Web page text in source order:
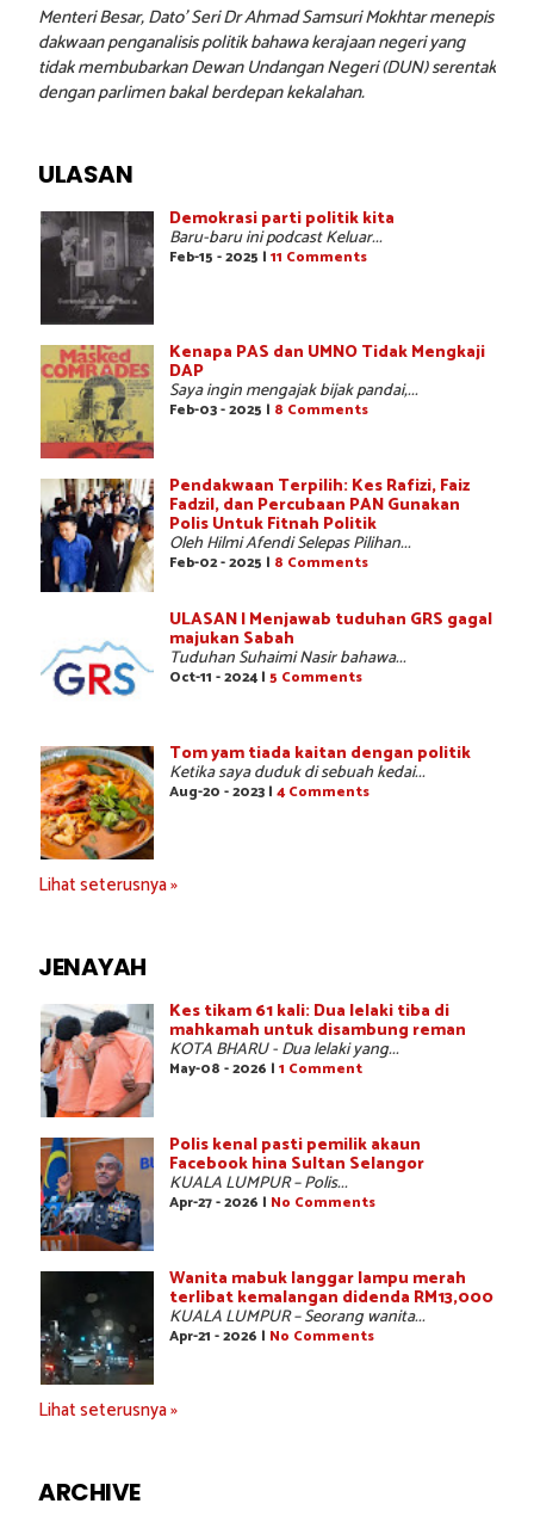
Menteri Besar, Dato’ Seri Dr Ahmad Samsuri Mokhtar menepis
dakwaan penganalisis politik bahawa kerajaan negeri yang
tidak membubarkan Dewan Undangan Negeri (DUN) serentak
dengan parlimen bakal berdepan kekalahan.
ULASAN
Demokrasi parti politik kita
Baru-baru ini podcast Keluar...
Feb-15 - 2025 | 11 Comments
Kenapa PAS dan UMNO Tidak Mengkaji
DAP
Saya ingin mengajak bijak pandai,...
Feb-03 - 2025 | 8 Comments
Pendakwaan Terpilih: Kes Rafizi, Faiz
Fadzil, dan Percubaan PAN Gunakan
Polis Untuk Fitnah Politik
Oleh Hilmi Afendi Selepas Pilihan...
Feb-02 - 2025 | 8 Comments
ULASAN | Menjawab tuduhan GRS gagal
majukan Sabah
Tuduhan Suhaimi Nasir bahawa...
Oct-11 - 2024 | 5 Comments
Tom yam tiada kaitan dengan politik
Ketika saya duduk di sebuah kedai...
Aug-20 - 2023 | 4 Comments
Lihat seterusnya »
JENAYAH
Kes tikam 61 kali: Dua lelaki tiba di
mahkamah untuk disambung reman
KOTA BHARU - Dua lelaki yang...
May-08 - 2026 | 1 Comment
Polis kenal pasti pemilik akaun
Facebook hina Sultan Selangor
KUALA LUMPUR – Polis...
Apr-27 - 2026 | No Comments
Wanita mabuk langgar lampu merah
terlibat kemalangan didenda RM13,000
KUALA LUMPUR – Seorang wanita...
Apr-21 - 2026 | No Comments
Lihat seterusnya »
ARCHIVE